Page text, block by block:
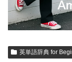
英単語辞典 for